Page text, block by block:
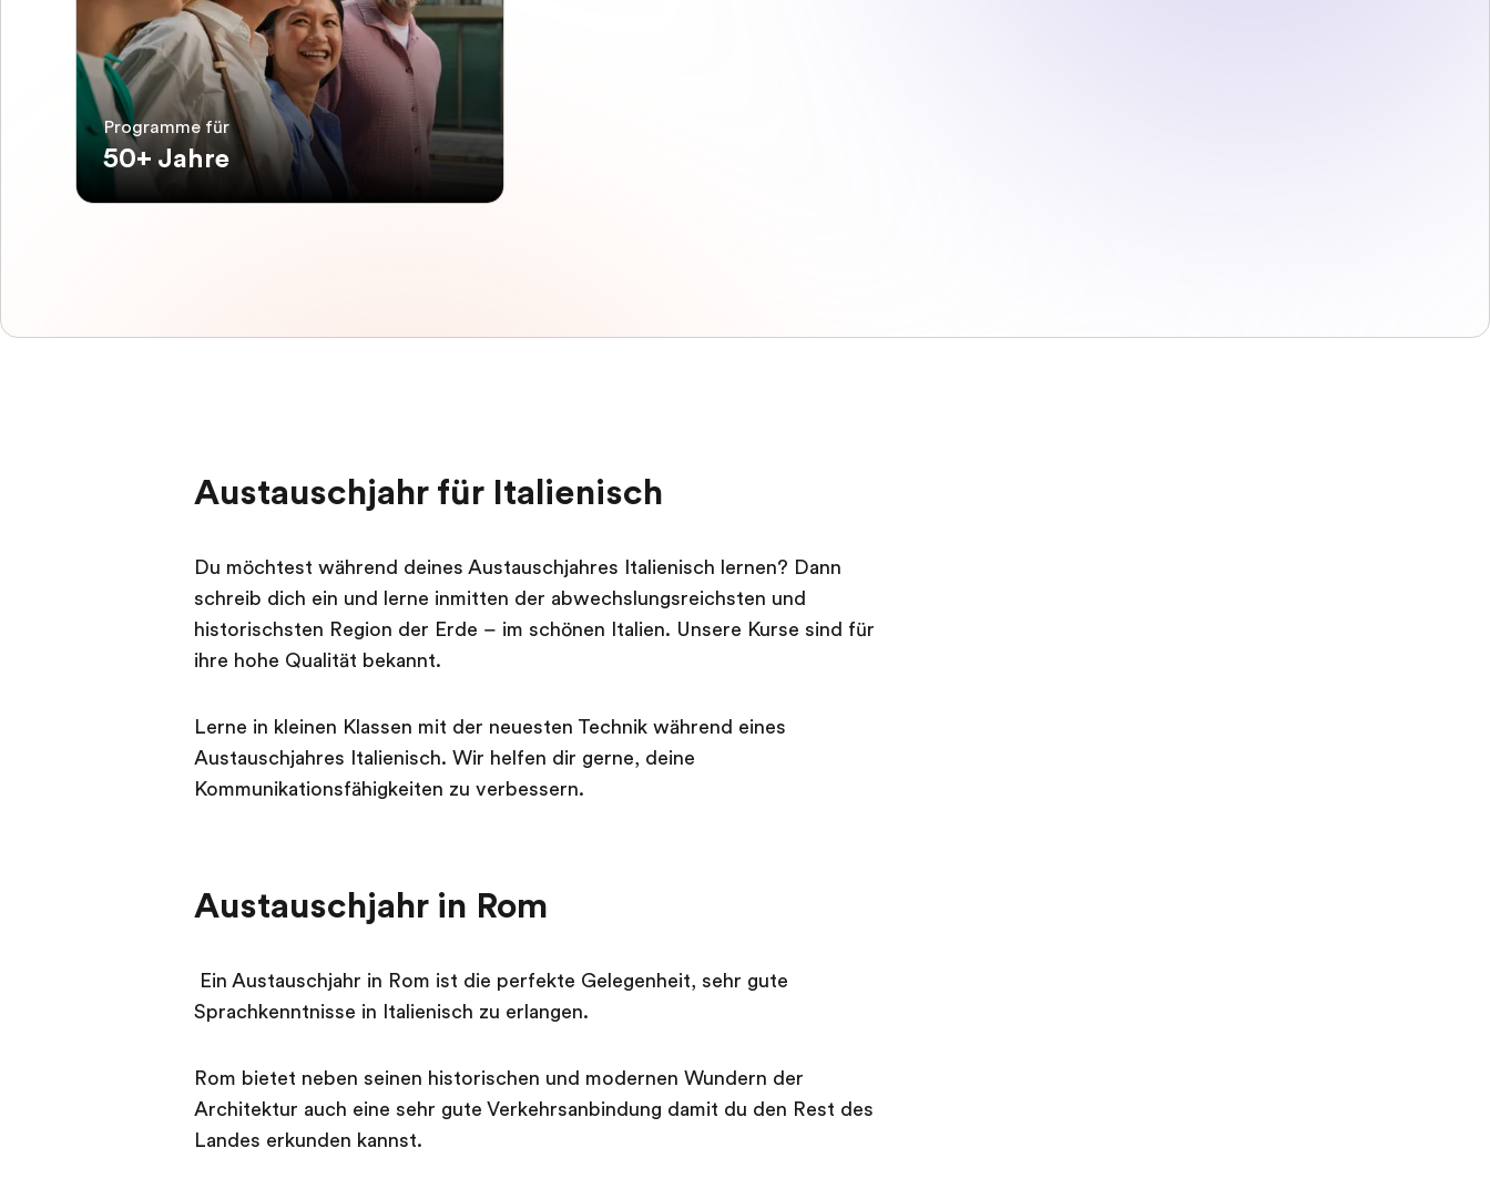
Programme für
50+ Jahre
Austauschjahr für Italienisch
Du möchtest während deines Austauschjahres Italienisch lernen? Dann
schreib dich ein und lerne inmitten der abwechslungsreichsten und
historischsten Region der Erde – im schönen Italien. Unsere Kurse sind für
ihre hohe Qualität bekannt.
Lerne in kleinen Klassen mit der neuesten Technik während eines
Austauschjahres Italienisch. Wir helfen dir gerne, deine
Kommunikationsfähigkeiten zu verbessern.
Austauschjahr in Rom
Ein Austauschjahr in Rom ist die perfekte Gelegenheit, sehr gute
Sprachkenntnisse in Italienisch zu erlangen.
Rom bietet neben seinen historischen und modernen Wundern der
Architektur auch eine sehr gute Verkehrsanbindung damit du den Rest des
Landes erkunden kannst.